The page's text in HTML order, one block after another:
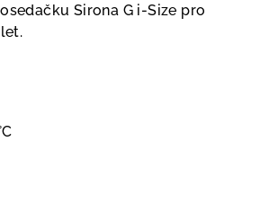
Sirona G i-Size pro